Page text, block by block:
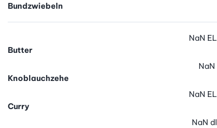
Bundzwiebeln
Butter
NaN EL
Knoblauchzehe
NaN
Curry
NaN EL
NaN dl